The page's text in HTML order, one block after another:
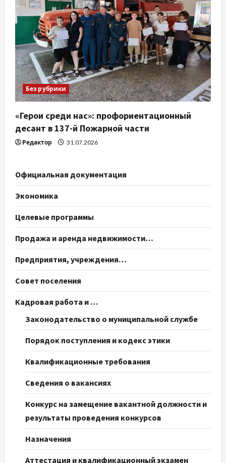
Без рубрики
«Герои среди нас»: профориентационный
десант в 137-й Пожарной части
Редактор 31.07.2026
Официальная документация
Экономика
Целевые программы
Продажа и аренда недвижимости…
Предприятия, учреждения…
Совет поселения
Кадровая работа и …
Законодательство о муниципальной службе
Порядок поступления и кодекс этики
Квалификационные требования
Сведения о вакансиях
Конкурс на замещение вакантной должности и
результаты проведения конкурсов
Назначения
Аттестация и квалификационный экзамен